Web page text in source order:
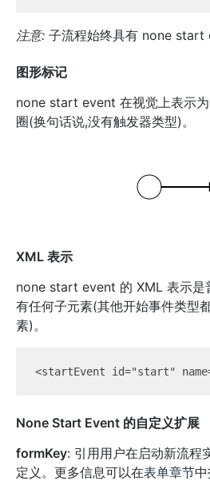
注意: 子流程始终具有 none start
图形标记
none start event 在视觉上表示
圈(换句话说,没有触发器类型)。
XML 表示
none start event 的 XML 表示是
有任何子元素(其他开始事件类型
素)。
None Start Event 的自定义扩展
formKey: 引用用户在启动新流程
定义。更多信息可以在表单章节